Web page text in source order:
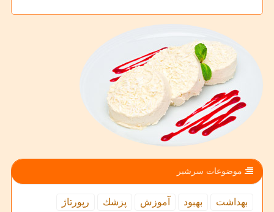
موضوعات سرشیر
بهداشت بهبود آموزش پزشك
رپورتاژ